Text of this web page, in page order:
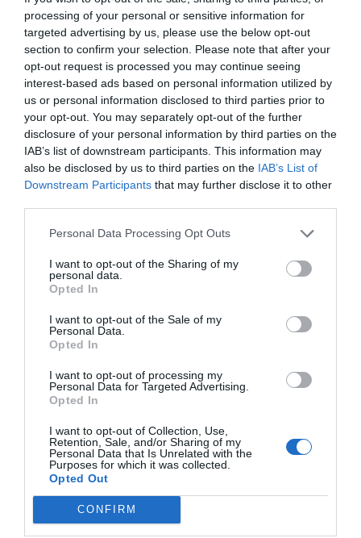
processing of your personal or sensitive information for
targeted advertising by us, please use the below opt-out
section to confirm your selection. Please note that after your
opt-out request is processed you may continue seeing
interest-based ads based on personal information utilized by
us or personal information disclosed to third parties prior to
your opt-out. You may separately opt-out of the further
disclosure of your personal information by third parties on the
IAB’s list of downstream participants. This information may
also be disclosed by us to third parties on the IAB’s List of
Downstream Participants that may further disclose it to other
Personal Data Processing Opt Outs
I want to opt-out of the Sharing of my
personal data.
Opted In
I want to opt-out of the Sale of my
Personal Data.
Opted In
I want to opt-out of processing my
Personal Data for Targeted Advertising.
Opted In
I want to opt-out of Collection, Use,
Retention, Sale, and/or Sharing of my
Personal Data that Is Unrelated with the
Purposes for which it was collected.
Opted Out
CONFIRM
profesionales relevantes asesoran de manera
online a startups que están sufriendo las
consecuencias de esta nueva realidad.Dídac
Lee, Aquilino Peña, Iñaki Arrola, Inmaculada
Martínez, Patricia Pastor, Javier Megiaso
David Bonillason algunos de los mentores que
participan de manera altruista en esta iniciativa
impulsada por el presidente de Startup Valencia,
Juan Luis Hortelano .
Si se quiere participar como mentor en esta
iniciativa de Startup Valencia, sólo hay que
rellenar el formulario en
de Google de forma gratuita
Mantente informado con las últimas noticias de
actualidad